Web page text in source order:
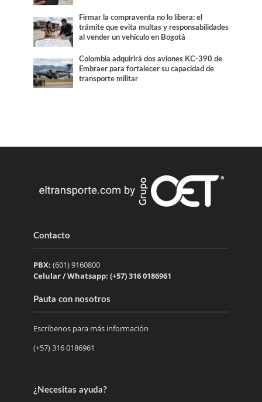
Firmar la compraventa no lo libera: el
trámite que evita multas y responsabilidades
al vender un vehículo en Bogotá
Colombia adquirirá dos aviones KC-390 de
Embraer para fortalecer su capacidad de
transporte militar
Contacto
PBX: (601) 9160800
Celular / Whatsapp: (+57) 316 0186961
Pauta con nosotros
Escríbenos para más información
(+57) 316 0186961
¿Necesitas ayuda?